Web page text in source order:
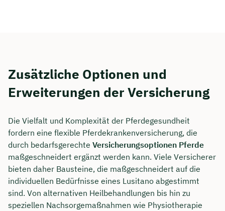
Zusätzliche Optionen und
Erweiterungen der Versicherung
Die Vielfalt und Komplexität der Pferdegesundheit
fordern eine flexible Pferdekrankenversicherung, die
durch bedarfsgerechte Versicherungsoptionen Pferde
maßgeschneidert ergänzt werden kann. Viele Versicherer
bieten daher Bausteine, die maßgeschneidert auf die
individuellen Bedürfnisse eines Lusitano abgestimmt
sind. Von alternativen Heilbehandlungen bis hin zu
speziellen Nachsorgemaßnahmen wie Physiotherapie